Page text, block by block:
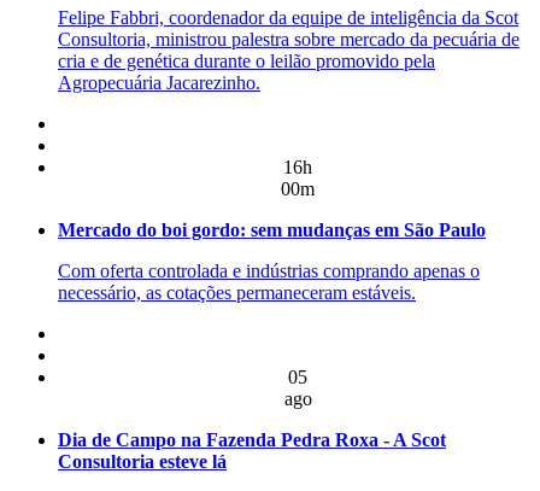
Felipe Fabbri, coordenador da equipe de inteligência da Scot
Consultoria, ministrou palestra sobre mercado da pecuária de
cria e de genética durante o leilão promovido pela
Agropecuária Jacarezinho.
16h
00m
Mercado do boi gordo: sem mudanças em São Paulo
Com oferta controlada e indústrias comprando apenas o
necessário, as cotações permaneceram estáveis.
05
ago
Dia de Campo na Fazenda Pedra Roxa - A Scot
Consultoria esteve lá